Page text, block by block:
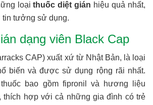
loại thuốc diệt gián hiệu quả nhất,
tưởng sử dụng.
dạng viên Black Cap
CAP) xuất xứ từ Nhật Bản, là loại
biến và được sử dụng rộng rãi nhất.
bao gồm fipronil và hương liệu
thích hợp với cả những gia đình có trẻ